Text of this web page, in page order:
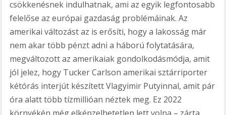
csökkenésnek indulhatnak, ami az egyik legfontosabb
felelőse az európai gazdaság problémáinak. Az
amerikai változást az is erősíti, hogy a lakosság már
nem akar több pénzt adni a háború folytatására,
megváltozott az amerikaiak gondolkodásmódja, amit
jól jelez, hogy Tucker Carlson amerikai sztárriporter
kétórás interjút készített Vlagyimir Putyinnal, amit pár
óra alatt több tízmillióan néztek meg. Ez 2022
környékén még elképzelhetetlen lett volna – zárta